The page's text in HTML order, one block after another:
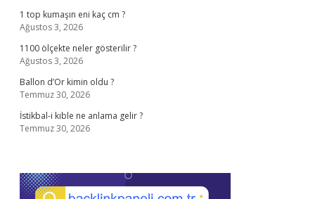
1 top kumaşın eni kaç cm ?
Ağustos 3, 2026
1100 ölçekte neler gösterilir ?
Ağustos 3, 2026
Ballon d’Or kimin oldu ?
Temmuz 30, 2026
İstikbal-i kıble ne anlama gelir ?
Temmuz 30, 2026